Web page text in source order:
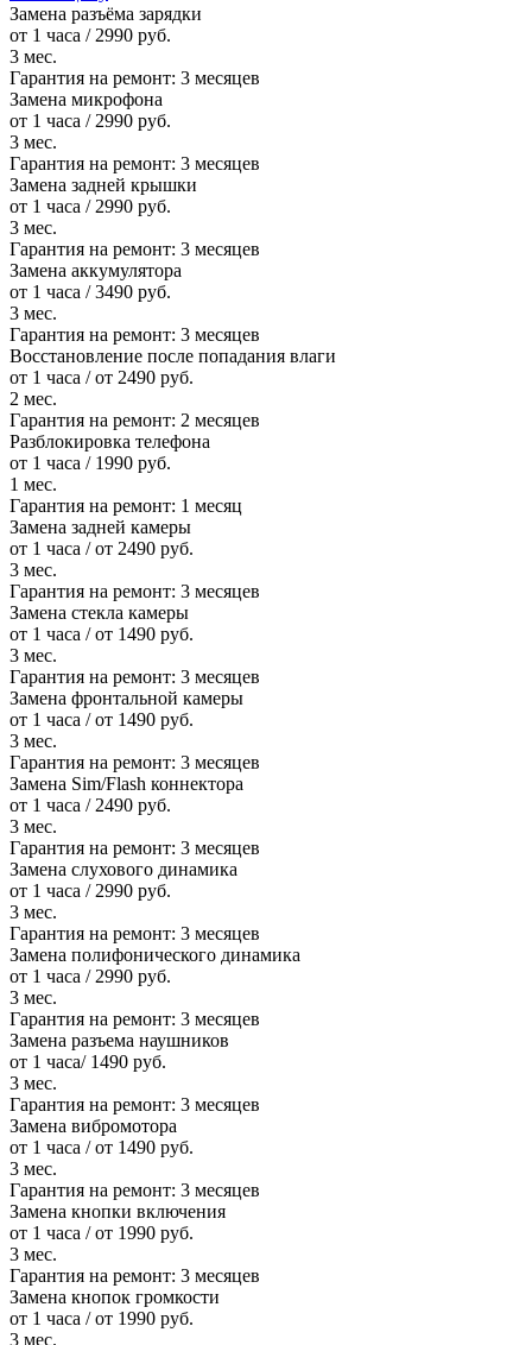
Замена разъёма зарядки
от 1 часа / 2990 руб.
3 мес.
Гарантия на ремонт: 3 месяцев
Замена микрофона
от 1 часа / 2990 руб.
3 мес.
Гарантия на ремонт: 3 месяцев
Замена задней крышки
от 1 часа / 2990 руб.
3 мес.
Гарантия на ремонт: 3 месяцев
Замена аккумулятора
от 1 часа / 3490 руб.
3 мес.
Гарантия на ремонт: 3 месяцев
Восстановление после попадания влаги
от 1 часа / от 2490 руб.
2 мес.
Гарантия на ремонт: 2 месяцев
Разблокировка телефона
от 1 часа / 1990 руб.
1 мес.
Гарантия на ремонт: 1 месяц
Замена задней камеры
от 1 часа / от 2490 руб.
3 мес.
Гарантия на ремонт: 3 месяцев
Замена стекла камеры
от 1 часа / от 1490 руб.
3 мес.
Гарантия на ремонт: 3 месяцев
Замена фронтальной камеры
от 1 часа / от 1490 руб.
3 мес.
Гарантия на ремонт: 3 месяцев
Замена Sim/Flash коннектора
от 1 часа / 2490 руб.
3 мес.
Гарантия на ремонт: 3 месяцев
Замена слухового динамика
от 1 часа / 2990 руб.
3 мес.
Гарантия на ремонт: 3 месяцев
Замена полифонического динамика
от 1 часа / 2990 руб.
3 мес.
Гарантия на ремонт: 3 месяцев
Замена разъема наушников
от 1 часа/ 1490 руб.
3 мес.
Гарантия на ремонт: 3 месяцев
Замена вибромотора
от 1 часа / от 1490 руб.
3 мес.
Гарантия на ремонт: 3 месяцев
Замена кнопки включения
от 1 часа / от 1990 руб.
3 мес.
Гарантия на ремонт: 3 месяцев
Замена кнопок громкости
от 1 часа / от 1990 руб.
3 мес.